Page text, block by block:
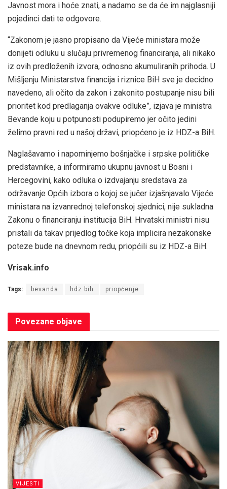
Javnost mora i hoće znati, a nadamo se da će im najglasniji
pojedinci dati te odgovore.
“Zakonom je jasno propisano da Vijeće ministara može
donijeti odluku u slučaju privremenog financiranja, ali nikako
iz ovih predloženih izvora, odnosno akumuliranih prihoda. U
Mišljenju Ministarstva financija i riznice BiH sve je decidno
navedeno, ali očito da zakon i zakonito postupanje nisu bili
prioritet kod predlaganja ovakve odluke”, izjava je ministra
Bevande koju u potpunosti podupiremo jer očito jedini
želimo pravni red u našoj državi, priopćeno je iz HDZ-a BiH.
Naglašavamo i napominjemo bošnjačke i srpske političke
predstavnike, a informiramo ukupnu javnost u Bosni i
Hercegovini, kako odluka o izdvajanju sredstava za
održavanje Općih izbora o kojoj se jučer izjašnjavalo Vijeće
ministara na izvanrednoj telefonskoj sjednici, nije sukladna
Zakonu o financiranju institucija BiH. Hrvatski ministri nisu
pristali da takav prijedlog točke koja implicira nezakonske
poteze bude na dnevnom redu, priopćili su iz HDZ-a BiH.
Vrisak.info
Tags: bevanda hdz bih priopćenje
Povezane objave
VIJESTI